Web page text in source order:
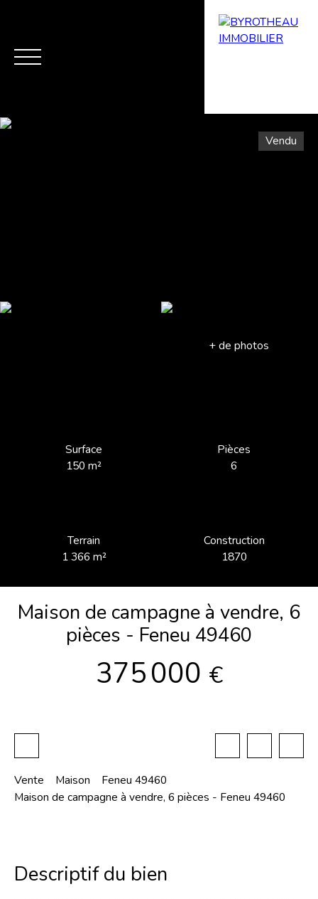
Vendu
+ de photos
Surface
150m²
Pièces
6
Terrain
1 366m²
Construction
1870
Maison de campagne à vendre, 6
pièces - Feneu 49460
375 000 €
Vente Maison
Feneu 49460
Maison de campagne à vendre, 6 pièces - Feneu 49460
Descriptif du bien